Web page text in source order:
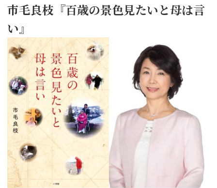
市毛良枝『百歳の景色見たいと母は言
い』